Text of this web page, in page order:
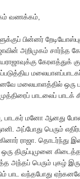
வணக்கம்,
பின்னர்
அறிமுகம் சார்ந்த
கேரளத்துக்
மலையாளத்தில் ஒரு
பாடலைப் பாடக்
பாடகர் மனோ ஆனது
அப்போது பெரும்
ராஜா. தொடர்ந்து
திருப்புமுனை
அந்தப் பெரும் புகழ்
வந்தபோது ஏற்கனவே